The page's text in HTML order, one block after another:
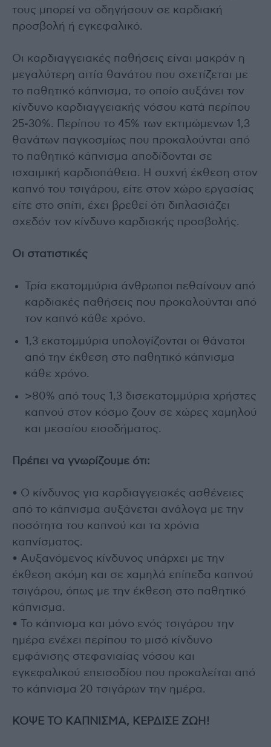
τους μπορεί να οδηγήσουν σε καρδιακή
προσβολή ή εγκεφαλικό.
Οι καρδιαγγειακές παθήσεις είναι μακράν η
μεγαλύτερη αιτία θανάτου που σχετίζεται με
το παθητικό κάπνισμα, το οποίο αυξάνει τον
κίνδυνο καρδιαγγειακής νόσου κατά περίπου
25-30%. Περίπου το 45% των εκτιμώμενων 1,3
θανάτων παγκοσμίως που προκαλούνται από
το παθητικό κάπνισμα αποδίδονται σε
ισχαιμική καρδιοπάθεια. Η συχνή έκθεση στον
καπνό του τσιγάρου, είτε στον χώρο εργασίας
είτε στο σπίτι, έχει βρεθεί ότι διπλασιάζει
σχεδόν τον κίνδυνο καρδιακής προσβολής.
Οι στατιστικές
Τρία εκατομμύρια άνθρωποι πεθαίνουν από
καρδιακές παθήσεις που προκαλούνται από
τον καπνό κάθε χρόνο.
1,3 εκατομμύρια υπολογίζονται οι θάνατοι
από την έκθεση στο παθητικό κάπνισμα
κάθε χρόνο.
>80% από τους 1,3 δισεκατομμύρια χρήστες
καπνού στον κόσμο ζουν σε χώρες χαμηλού
και μεσαίου εισοδήματος.
Πρέπει να γνωρίζουμε ότι:
• Ο κίνδυνος για καρδιαγγειακές ασθένειες
από το κάπνισμα αυξάνεται ανάλογα με την
ποσότητα του καπνού και τα χρόνια
καπνίσματος.
• Αυξανόμενος κίνδυνος υπάρχει με την
έκθεση ακόμη και σε χαμηλά επίπεδα καπνού
τσιγάρου, όπως με την έκθεση στο παθητικό
κάπνισμα.
• Το κάπνισμα και μόνο ενός τσιγάρου την
ημέρα ενέχει περίπου το μισό κίνδυνο
εμφάνισης στεφανιαίας νόσου και
εγκεφαλικού επεισοδίου που προκαλείται από
το κάπνισμα 20 τσιγάρων την ημέρα.
ΚΟΨΕ ΤΟ ΚΑΠΝΙΣΜΑ, ΚΕΡΔΙΣΕ ΖΩΗ!